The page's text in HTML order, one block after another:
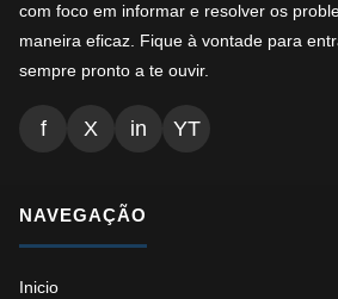
com foco em informar e resolver os
maneira eficaz. Fique à vontade para
sempre pronto a te ouvir.
f X in YT
NAVEGAÇÃO
Inicio